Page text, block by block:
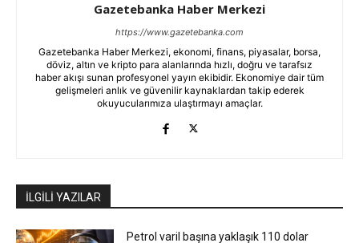
Gazetebanka Haber Merkezi
https://www.gazetebanka.com
Gazetebanka Haber Merkezi, ekonomi, finans, piyasalar, borsa,
döviz, altın ve kripto para alanlarında hızlı, doğru ve tarafsız
haber akışı sunan profesyonel yayın ekibidir. Ekonomiye dair tüm
gelişmeleri anlık ve güvenilir kaynaklardan takip ederek
okuyucularımıza ulaştırmayı amaçlar.
İLGİLİ YAZILAR
Petrol varil başına yaklaşık 110 dolar